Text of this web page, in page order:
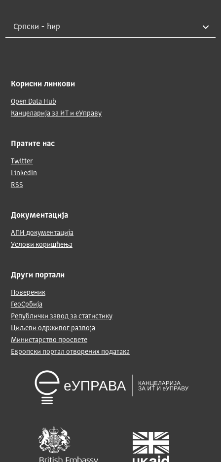
Корисни линкови
Open Data Hub
Канцеларија за ИТ и еУправу
Пратите нас
Twitter
LinkedIn
RSS
Документација
АПИ документација
Услови коришћења
Други портали
Повереник
ГеоСрбија
Републички завод за статистику
Циљеви одрживог развоја
Министарство просвете
Европски портал отворених података